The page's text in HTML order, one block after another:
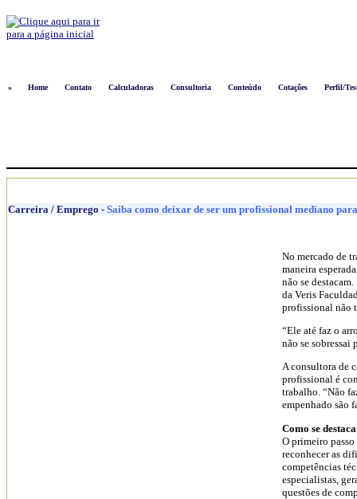
»
Home Contato Calculadoras Consultoria Conteúdo Cotações Perfil/
Carreira / Emprego - Saiba como deixar de ser um profissional mediano
No mercado de
maneira
não se
da Veris
profissional não
“Ele até faz o
não se sobressai
A consultora de
profissional é
trabalho. “Não
empenhado são
Como se
O primeiro
reconhecer as
competências
especialistas,
questões de